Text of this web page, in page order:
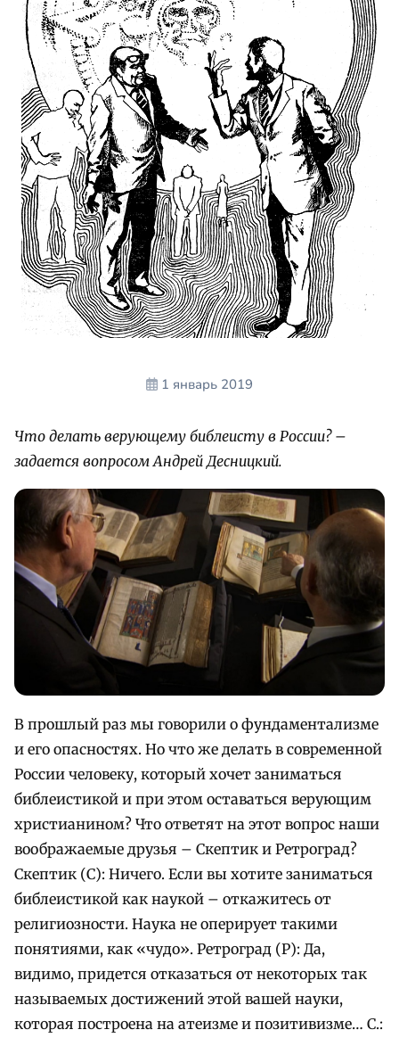
1 январь 2019
Что делать верующему библеисту в России? –
задается вопросом Андрей Десницкий.
В прошлый раз мы говорили о фундаментализме
и его опасностях. Но что же делать в современной
России человеку, который хочет заниматься
библеистикой и при этом оставаться верующим
христианином? Что ответят на этот вопрос наши
воображаемые друзья – Скептик и Ретроград?
Скептик (С): Ничего. Если вы хотите заниматься
библеистикой как наукой – откажитесь от
религиозности. Наука не оперирует такими
понятиями, как «чудо». Ретроград (Р): Да,
видимо, придется отказаться от некоторых так
называемых достижений этой вашей науки,
которая построена на атеизме и позитивизме… С.: